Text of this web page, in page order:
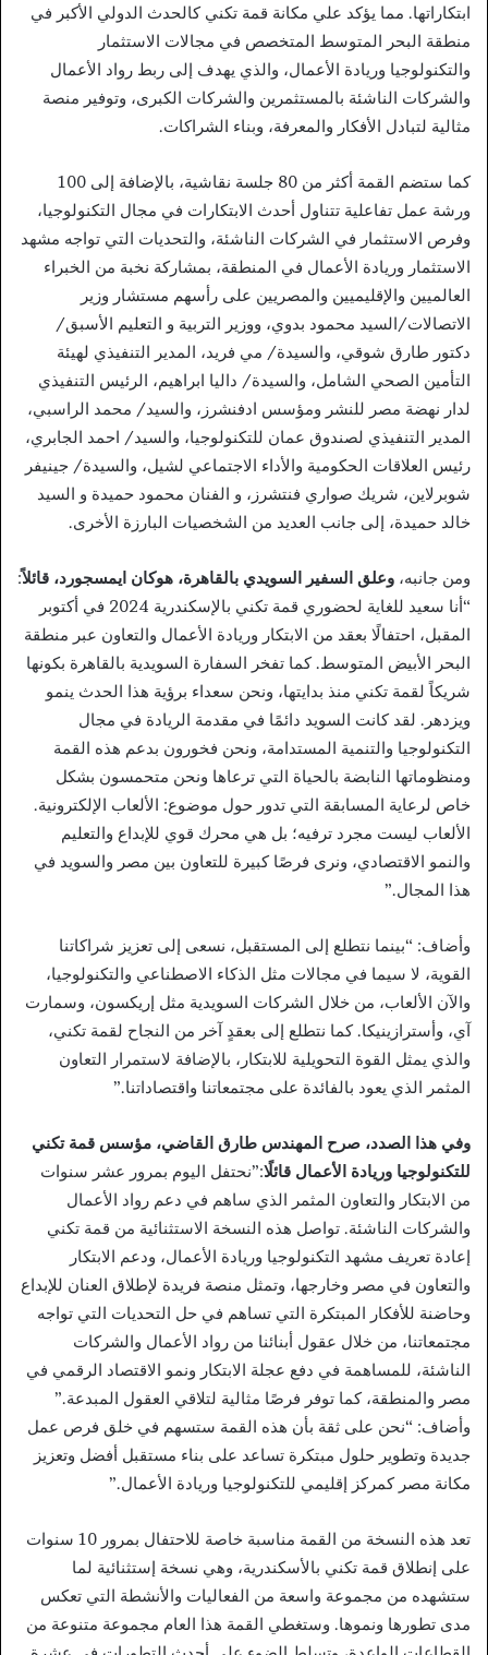
ابتكاراتها. مما يؤكد علي مكانة قمة تكني كالحدث الدولي الأكبر في
منطقة البحر المتوسط المتخصص في مجالات الاستثمار
والتكنولوجيا وريادة الأعمال، والذي يهدف إلى ربط رواد الأعمال
والشركات الناشئة بالمستثمرين والشركات الكبرى، وتوفير منصة
مثالية لتبادل الأفكار والمعرفة، وبناء الشراكات.
كما ستضم القمة أكثر من 80 جلسة نقاشية، بالإضافة إلى 100
ورشة عمل تفاعلية تتناول أحدث الابتكارات في مجال التكنولوجيا،
وفرص الاستثمار في الشركات الناشئة، والتحديات التي تواجه مشهد
الاستثمار وريادة الأعمال في المنطقة، بمشاركة نخبة من الخبراء
العالميين والإقليميين والمصريين على رأسهم مستشار وزير
الاتصالات/السيد محمود بدوي، ووزير التربية و التعليم الأسبق/
دكتور طارق شوقي، والسيدة/ مي فريد، المدير التنفيذي لهيئة
التأمين الصحي الشامل، والسيدة/ داليا ابراهيم، الرئيس التنفيذي
لدار نهضة مصر للنشر ومؤسس ادفنشرز، والسيد/ محمد الراسبي،
المدير التنفيذي لصندوق عمان للتكنولوجيا، والسيد/ احمد الجابري،
رئيس العلاقات الحكومية والأداء الاجتماعي لشيل، والسيدة/ جينيفر
شوبرلاين، شريك صواري فنتشرز، و الفنان محمود حميدة و السيد
خالد حميدة، إلى جانب العديد من الشخصيات البارزة الأخرى.
ومن جانبه، وعلق السفير السويدي بالقاهرة، هوكان ايمسجورد، قائلاً:
“أنا سعيد للغاية لحضوري قمة تكني بالإسكندرية 2024 في أكتوبر
المقبل، احتفالًا بعقد من الابتكار وريادة الأعمال والتعاون عبر منطقة
البحر الأبيض المتوسط. كما تفخر السفارة السويدية بالقاهرة بكونها
شريكاً لقمة تكني منذ بدايتها، ونحن سعداء برؤية هذا الحدث ينمو
ويزدهر. لقد كانت السويد دائمًا في مقدمة الريادة في مجال
التكنولوجيا والتنمية المستدامة، ونحن فخورون بدعم هذه القمة
ومنظوماتها النابضة بالحياة التي ترعاها ونحن متحمسون بشكل
خاص لرعاية المسابقة التي تدور حول موضوع: الألعاب الإلكترونية.
الألعاب ليست مجرد ترفيه؛ بل هي محرك قوي للإبداع والتعليم
والنمو الاقتصادي، ونرى فرصًا كبيرة للتعاون بين مصر والسويد في
هذا المجال.”
وأضاف: “بينما نتطلع إلى المستقبل، نسعى إلى تعزيز شراكاتنا
القوية، لا سيما في مجالات مثل الذكاء الاصطناعي والتكنولوجيا،
والآن الألعاب، من خلال الشركات السويدية مثل إريكسون، وسمارت
آي، وأسترازينيكا. كما نتطلع إلى بعقدٍ آخر من النجاح لقمة تكني،
والذي يمثل القوة التحويلية للابتكار، بالإضافة لاستمرار التعاون
المثمر الذي يعود بالفائدة على مجتمعاتنا واقتصاداتنا.”
وفي هذا الصدد، صرح المهندس طارق القاضي، مؤسس قمة تكني
للتكنولوجيا وريادة الأعمال قائلًا:”نحتفل اليوم بمرور عشر سنوات
من الابتكار والتعاون المثمر الذي ساهم في دعم رواد الأعمال
والشركات الناشئة. تواصل هذه النسخة الاستثنائية من قمة تكني
إعادة تعريف مشهد التكنولوجيا وريادة الأعمال، ودعم الابتكار
والتعاون في مصر وخارجها، وتمثل منصة فريدة لإطلاق العنان للإبداع
وحاضنة للأفكار المبتكرة التي تساهم في حل التحديات التي تواجه
مجتمعاتنا، من خلال عقول أبنائنا من رواد الأعمال والشركات
الناشئة، للمساهمة في دفع عجلة الابتكار ونمو الاقتصاد الرقمي في
مصر والمنطقة، كما توفر فرصًا مثالية لتلاقي العقول المبدعة.”
وأضاف: “نحن على ثقة بأن هذه القمة ستسهم في خلق فرص عمل
جديدة وتطوير حلول مبتكرة تساعد على بناء مستقبل أفضل وتعزيز
مكانة مصر كمركز إقليمي للتكنولوجيا وريادة الأعمال.”
تعد هذه النسخة من القمة مناسبة خاصة للاحتفال بمرور 10 سنوات
على إنطلاق قمة تكني بالأسكندرية، وهي نسخة إستثنائية لما
ستشهده من مجموعة واسعة من الفعاليات والأنشطة التي تعكس
مدى تطورها ونموها. وستغطي القمة هذا العام مجموعة متنوعة من